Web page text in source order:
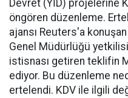
Devret (YİD) projelerine
öngören düzenleme.
ajansı Reuters'a
Genel Müdürlüğü
istisnası getiren teklifin
ediyor. Bu düzenleme
ertelendi. KDV ile ilgili